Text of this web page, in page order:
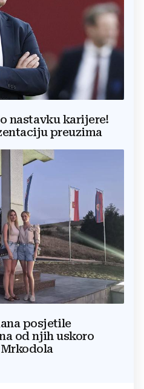
nastavku karijere!
preuzima
posjetile
od njih uskoro